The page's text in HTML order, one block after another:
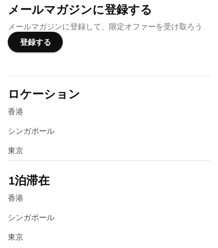
メールマガジンに登録する
メールマガジンに登録して、限定オファーを受け取ろう
登録する
ロケーション
香港
シンガポール
東京
1泊滞在
香港
シンガポール
東京